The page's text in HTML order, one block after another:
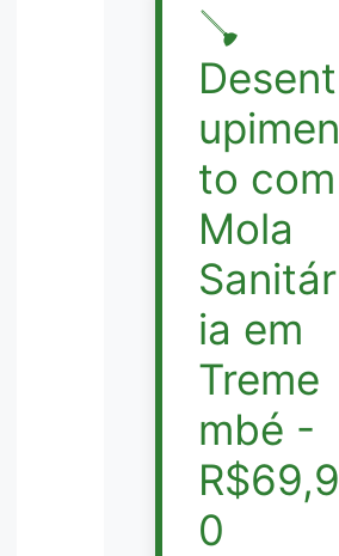
🪠
Desent
upimen
to com
Mola
Sanitár
ia em
Treme
mbé -
R$69,9
0